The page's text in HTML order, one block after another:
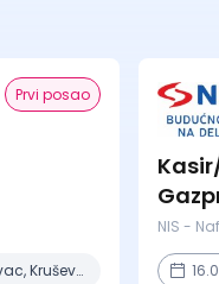
Prvi posao
Beograd, Kragujevac, Kruševac, Lapovo, Niš + 4 mesta
NIS -